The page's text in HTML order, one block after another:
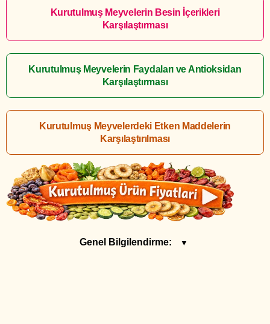
Kurutulmuş Meyvelerin Besin İçerikleri
Karşılaştırması
Kurutulmuş Meyvelerin Faydaları ve Antioksidan
Karşılaştırması
Kurutulmuş Meyvelerdeki Etken Maddelerin
Karşılaştırılması
Genel Bilgilendirme: ▼